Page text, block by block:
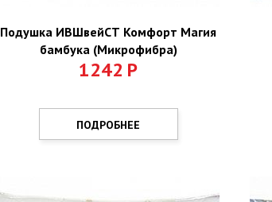
Подушка ИВШвейСТ Комфорт Магия
бамбука (Микрофибра)
1242 Р
ПОДРОБНЕЕ